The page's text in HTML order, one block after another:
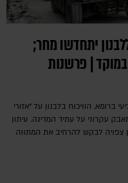
יתחדשו מחר;
במוקד | פרשנות
הוויכוח בלבנון על "אזורי
עקרוני על עתיד המדינה. עיתון
צפויה לבקש להרחיב את המתווה